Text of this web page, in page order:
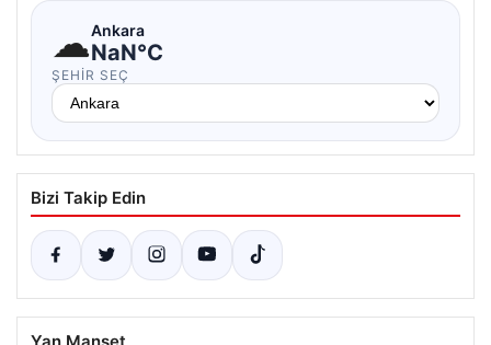
☁Ankara
NaN°C
ŞEHIR SEÇ
Bizi Takip Edin